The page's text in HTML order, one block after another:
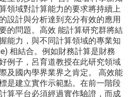
領域對計算能力的要求將持續上
設計與分析達到充分有效的應用
的問題。高效 能計算研究群將結
能力，與不同計算領域的專業知
相結合。例如財務計算是財務
例子，呂育道教授在此研究領域
及國內學界業界之肯定。 高效能
是建立實作示範點。在前一階段
算平台必須經過實作驗證，而成